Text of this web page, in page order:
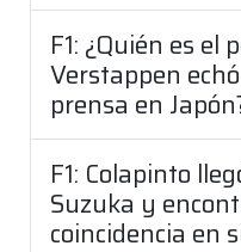
F1: ¿Quién es
Verstappen
prensa en
F1: Colapinto
Suzuka y
coincidencia en